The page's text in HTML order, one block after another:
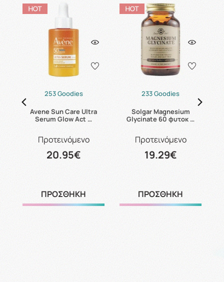
253 Goodies
Avene Sun Care Ultra
Serum Glow Act …
Προτεινόμενο
20.95€
ΠΡΟΣΘΗΚΗ
233 Goodies
Solgar Magnesium
Glycinate 60 φυτοκ …
Προτεινόμενο
19.29€
ΠΡΟΣΘΗΚΗ